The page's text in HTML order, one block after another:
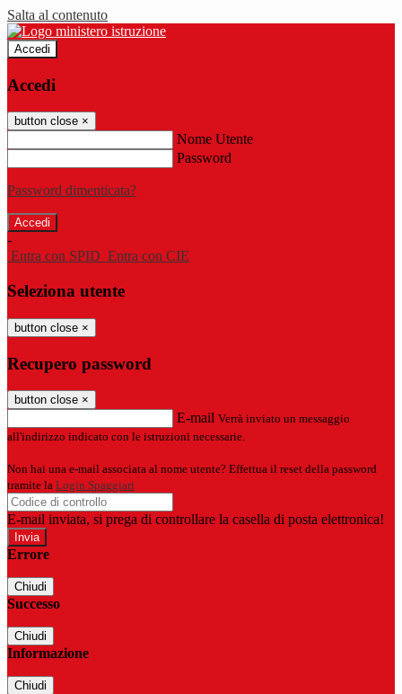
Salta al contenuto
Accedi
Accedi
button close ×
Nome Utente
Password
Password dimenticata?
-
Entra con SPID Entra con CIE
Seleziona utente
button close ×
Recupero password
button close ×
E-mail Verrà inviato un messaggio
all'indirizzo indicato con le istruzioni necessarie.
Non hai una e-mail associata al nome utente? Effettua il reset della password
tramite la Login Spaggiari
E-mail inviata, si prega di controllare la casella di posta elettronica!
Errore
Chiudi
Successo
Chiudi
Informazione
Chiudi